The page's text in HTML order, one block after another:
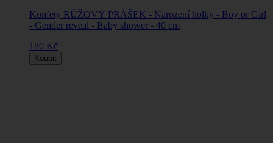
Konfety RŮŽOVÝ PRÁŠEK - Narození holky - Boy or Girl
- Gender reveal - Baby shower - 40 cm
180 Kč
Koupit